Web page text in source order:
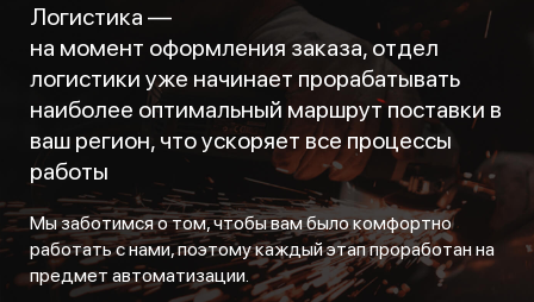
Логистика —
на момент оформления заказа, отдел
логистики уже начинает прорабатывать
наиболее оптимальный маршрут поставки в
ваш регион, что ускоряет все процессы
работы
Мы заботимся о том, чтобы вам было комфортно
работать с нами, поэтому каждый этап проработан на
предмет автоматизации.